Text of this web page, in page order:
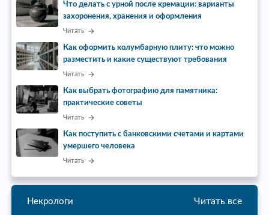
Что делать с урной после кремации: варианты
захоронения, хранения и оформления
Читать
Как оформить колумбарную плиту: что можно
разместить и какие существуют требования
Читать
Как выбрать фотографию для памятника:
практические советы
Читать
Как поступить с банковскими счетами и картами
умершего человека
Читать
Некрологи Читать все